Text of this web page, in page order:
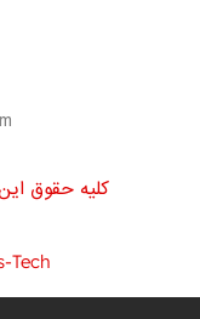
کلیه حقوق
Tech